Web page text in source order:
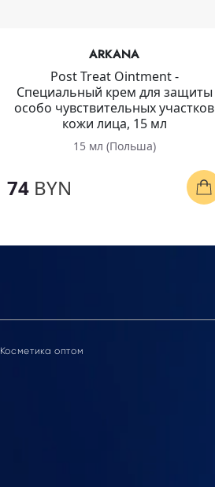
ARKANA
Post Treat Ointment -
Специальный крем для защиты
особо чувствительных участков
кожи лица, 15 мл
15 мл (Польша)
74 BYN
Косметика оптом